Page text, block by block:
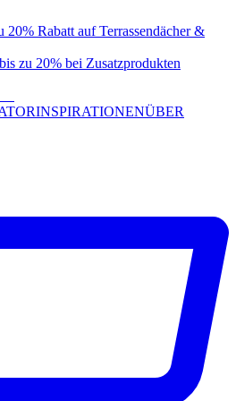
20% Rabatt auf Terrassendächer &
zu 20% bei Zusatzprodukten
INSPIRATIONENÜBER